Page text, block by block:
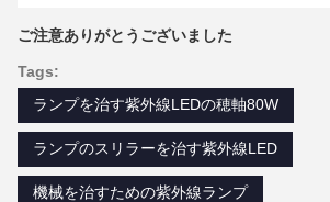
ご注意ありがとうございました
Tags:
ランプを治す紫外線LEDの穂軸80W
ランプのスリラーを治す紫外線LED
機械を治すための紫外線ランプ